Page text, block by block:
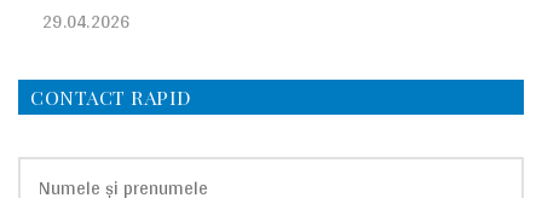
29.04.2026
CONTACT RAPID